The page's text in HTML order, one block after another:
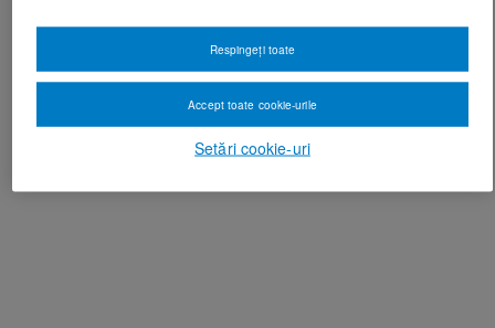
Setări cookie-uri
Respingeți toate
Accept toate cookie-urile